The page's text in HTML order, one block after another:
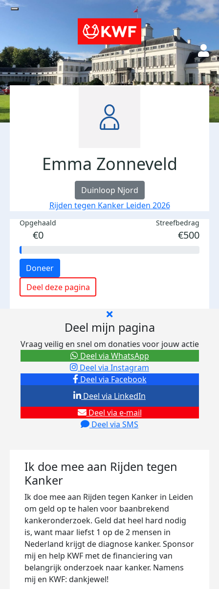
Emma Zonneveld
Duinloop Njord
Rijden tegen Kanker Leiden 2026
Opgehaald
€0
Streefbedrag
€500
Doneer
Deel deze pagina
Deel mijn pagina
Vraag veilig en snel om donaties voor jouw actie
Deel via Facebook
Deel via Instagram
Deel via e-mail
Deel via SMS
Deel via LinkedIn
Deel via WhatsApp
Ik doe mee aan Rijden tegen
Kanker
Ik doe mee aan Rijden tegen Kanker in Leiden
om geld op te halen voor baanbrekend
kankeronderzoek. Geld dat heel hard nodig
is, want maar liefst 1 op de 2 mensen in
Nederland krijgt de diagnose kanker. Sponsor
mij en help KWF met de financiering van
belangrijk onderzoek naar kanker. Namens
mij en KWF: dankjewel!